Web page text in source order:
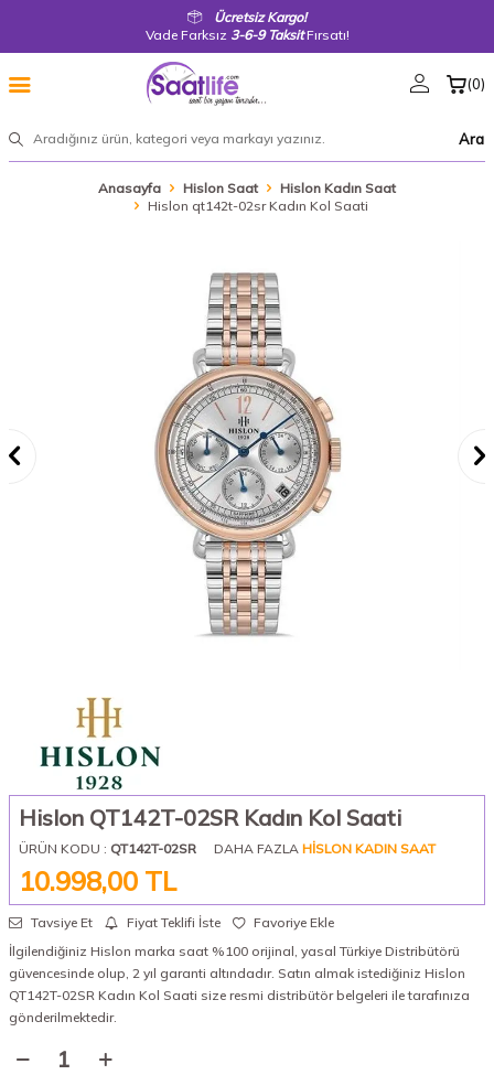
Ücretsiz Kargo!
Vade Farksız 3-6-9 TaksitFırsatı!
Ara
(0)
Anasayfa Hislon Saat
Hislon Kadın Saat
Hislon qt142t-02sr Kadın Kol Saati
Hislon QT142T-02SR Kadın Kol Saati
ÜRÜN KODU : QT142T-02SR DAHA FAZLA HISLON KADIN SAAT
10.998,00 TL
Tavsiye Et Fiyat Teklifi İste
Favoriye Ekle
İlgilendiğiniz Hislon marka saat %100 orijinal, yasal Türkiye Distribütörü
güvencesinde olup, 2 yıl garanti altındadır. Satın almak istediğiniz Hislon
QT142T-02SR Kadın Kol Saati size resmi distribütör belgeleri ile tarafınıza
gönderilmektedir.